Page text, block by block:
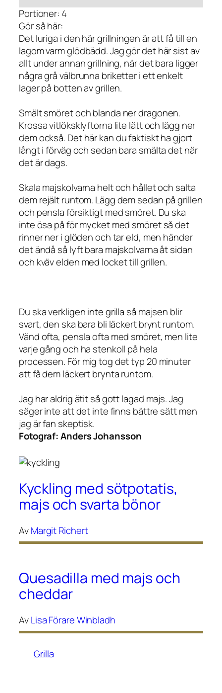
Portioner: 4
Gör så här:
Det luriga i den här grillningen är att få till en
lagom varm glödbädd. Jag gör det här sist av
allt under annan grillning, när det bara ligger
några grå välbrunna briketter i ett enkelt
lager på botten av grillen.
Smält smöret och blanda ner dragonen.
Krossa vitlöksklyftorna lite lätt och lägg ner
dem också. Det här kan du faktiskt ha gjort
långt i förväg och sedan bara smälta det när
det är dags.
Skala majskolvarna helt och hållet och salta
dem rejält runtom. Lägg dem sedan på grillen
och pensla försiktigt med smöret. Du ska
inte ösa på för mycket med smöret så det
rinner ner i glöden och tar eld, men händer
det ändå så lyft bara majskolvarna åt sidan
och kväv elden med locket till grillen.
Du ska verkligen inte grilla så majsen blir
svart, den ska bara bli läckert brynt runtom.
Vänd ofta, pensla ofta med smöret, men lite
varje gång och ha stenkoll på hela
processen. För mig tog det typ 20 minuter
att få dem läckert brynta runtom.
Jag har aldrig ätit så gott lagad majs. Jag
säger inte att det inte finns bättre sätt men
jag är fan skeptisk.
Fotograf:Anders Johansson
Kyckling med sötpotatis,
majs och svarta bönor
AvMargit Richert
Quesadilla med majs och
cheddar
AvLisa Förare Winbladh
Grilla